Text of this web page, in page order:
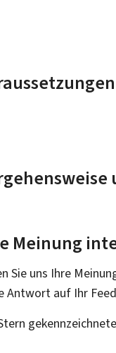
Meinung
Sie uns Ihre
Antwort auf Ihr